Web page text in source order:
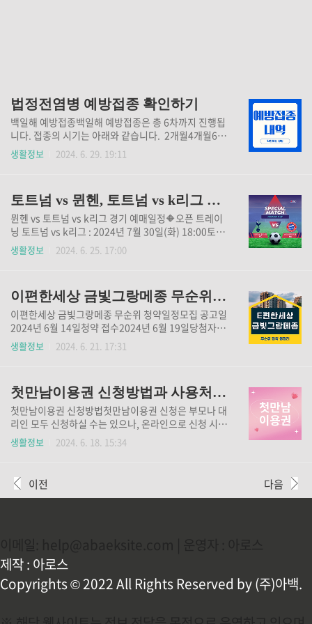
법정전염병 예방접종 확인하기
백일해 예방접종백일해 예방접종은 총 6차까지 진행됩
니다. 접종의 시기는 아래와 같습니다. 2개월4개월6개
월15-18개월4-6세📌만 6세까지 진행되는 DTaP백신
은 총 5회를 접종하게 되며 이는 디프테리아, 파상풍,
서 접종내역을 확인하실 수 있습니다. 접종내역 확인
하기 📌혹시나 자녀등록이 안 되어 계시다면 자녀를 먼
저 등록하셔야 합니다. 방법은 아래글을 확인해 보시길
바랍니다. 자녀등록하는 방법
생활정보 2024. 6. 29. 19:11
토트넘 vs 뮌헨, 토트넘 vs k리그 티켓팅 예매 정보
뮌헨 vs 토트넘 vs k리그 경기 예매일정🔶오픈 트레이
닝 토트넘 vs k리그 : 2024년 7월 30일(화) 18:00토트
넘 vs 뮌헨 : 2024년 8월 2일(금) 18:00🔶 경기 일정토
트넘 vs k리그 : 2024년 7월 31일(수) 20:00토트넘 vs
오후 8시 티켓 오픈(두 경기 일괄 오픈)쿠팡플레이 모바
일 앱에서 예매 가능쿠팡와우 회원들만 예매가능 오픈
트레이닝은 본 메인 경기 프리미엄 A~C좌석을 구매한
분들에게는 관람혜택이 주어지고, 이 외 티켓을 구매하
신 분들은 따로 예매를 하셔야 합니다. 아래에서 티켓팅
생활정보 2024. 6. 25. 17:00
이편한세상 금빛그랑메종 무순위 청약 총정리
이편한세상 금빛그랑메종 무순위 청약일정모집 공고일
2024년 6월 14일청약 접수2024년 6월 19일당첨자 발
표2024년 6월 24일계약일2024년 7월 1일입주2024
년 8월 29일까지 입주 이 번에 진행된 이편한세상 금빛
된다면 시세차익으로 3억 이상은 볼 것 같습니다. 아래
에서 당첨자 확인 가능합니다. 당첨자 확인하기 무순
위 청약조건현재 국내에 거주하는 무주택세대구성원
중 만 19세 이상인 성년자 또는 세대주인 미성년자청약
통장 가입여부 무관함 이 번 무순위 청약에 20만 명의
다. 이번..
생활정보 2024. 6. 21. 17:31
첫만남이용권 신청방법과 사용처, 현금으로 받는 경우
첫만남이용권 신청방법첫만남이용권 신청은 부모나 대
리인 모두 신청하실 수는 있으나, 온라인으로 신청 시에
는 부모만 가능하니 참고하셔야 합니다. 다른 대리인이
신청할 경우에는 관할 행정복지센터로 방문신청해야
니다. 첫째 아이 : 200만 원 지급둘째 아이 : 300만 원
지급 ✅ 신청방법 행정복지센터 방문신청복지로 홈페
드로 바우처 지급방식으로 지원이 됩니다. 수급아동이
제52조 제1항 1호의 아동양육시설, 또는 같은 항 제4호
의 공동생활가정에..
생활정보 2024. 6. 18. 15:34
이전 다음
제작 : 아로스
Copyrights © 2022 All Rights Reserved by (주)아백.